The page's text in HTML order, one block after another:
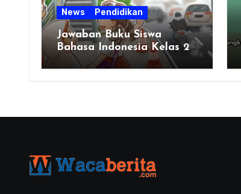
News Pendidikan
Jawaban Buku Siswa
Bahasa Indonesia Kelas 2
Halaman 51 BAB 2